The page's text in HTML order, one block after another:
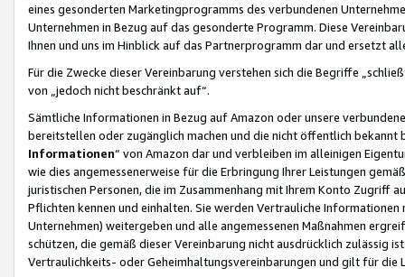
eines gesonderten Marketingprogramms des verbundenen
Unternehmen in Bezug auf das gesonderte Programm. Diese
Ihnen und uns im Hinblick auf das Partnerprogramm dar und ersetzt
Für die Zwecke dieser Vereinbarung verstehen sich die Begriffe
von „jedoch nicht beschränkt auf“.
Sämtliche Informationen in Bezug auf Amazon oder unsere
bereitstellen oder zugänglich machen und die nicht öffentlich
Informationen“ von Amazon dar und verbleiben im alleinigen
wie dies angemessenerweise für die Erbringung Ihrer Leistungen
juristischen Personen, die im Zusammenhang mit Ihrem Konto
Pflichten kennen und einhalten. Sie werden Vertrauliche
Unternehmen) weitergeben und alle angemessenen Maßnahmen
schützen, die gemäß dieser Vereinbarung nicht ausdrücklich zulässig
Vertraulichkeits- oder Geheimhaltungsvereinbarungen und gilt für die